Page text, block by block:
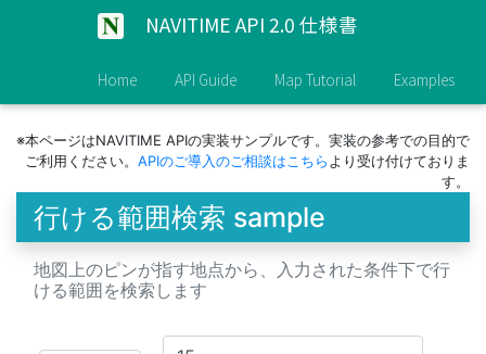
NAVITIME API 2.0 仕様書
Home API Guide Map Tutorial Examples
※本ページはNAVITIME APIの実装サンプルです。実装の参考での目的で
ご利用ください。 APIのご導入のご相談はこちら より受け付けておりま
す。
行ける範囲検索 sample
地図上のピンが指す地点から、入力された条件下で行
ける範囲を検索します